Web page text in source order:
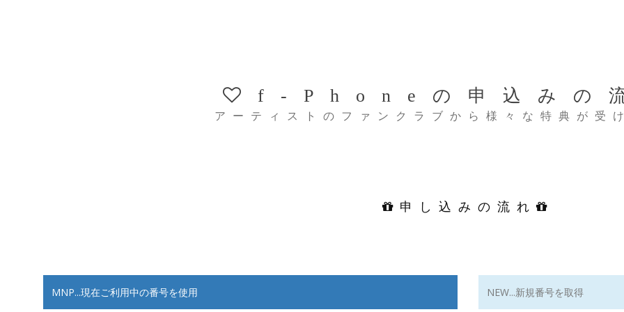
f-Phoneの申込みの
アーティストのファンクラブから様々な特典が受
申し込みの流れ
MNP...現在ご利用中の番号を使用 NEW...新規番号を取得